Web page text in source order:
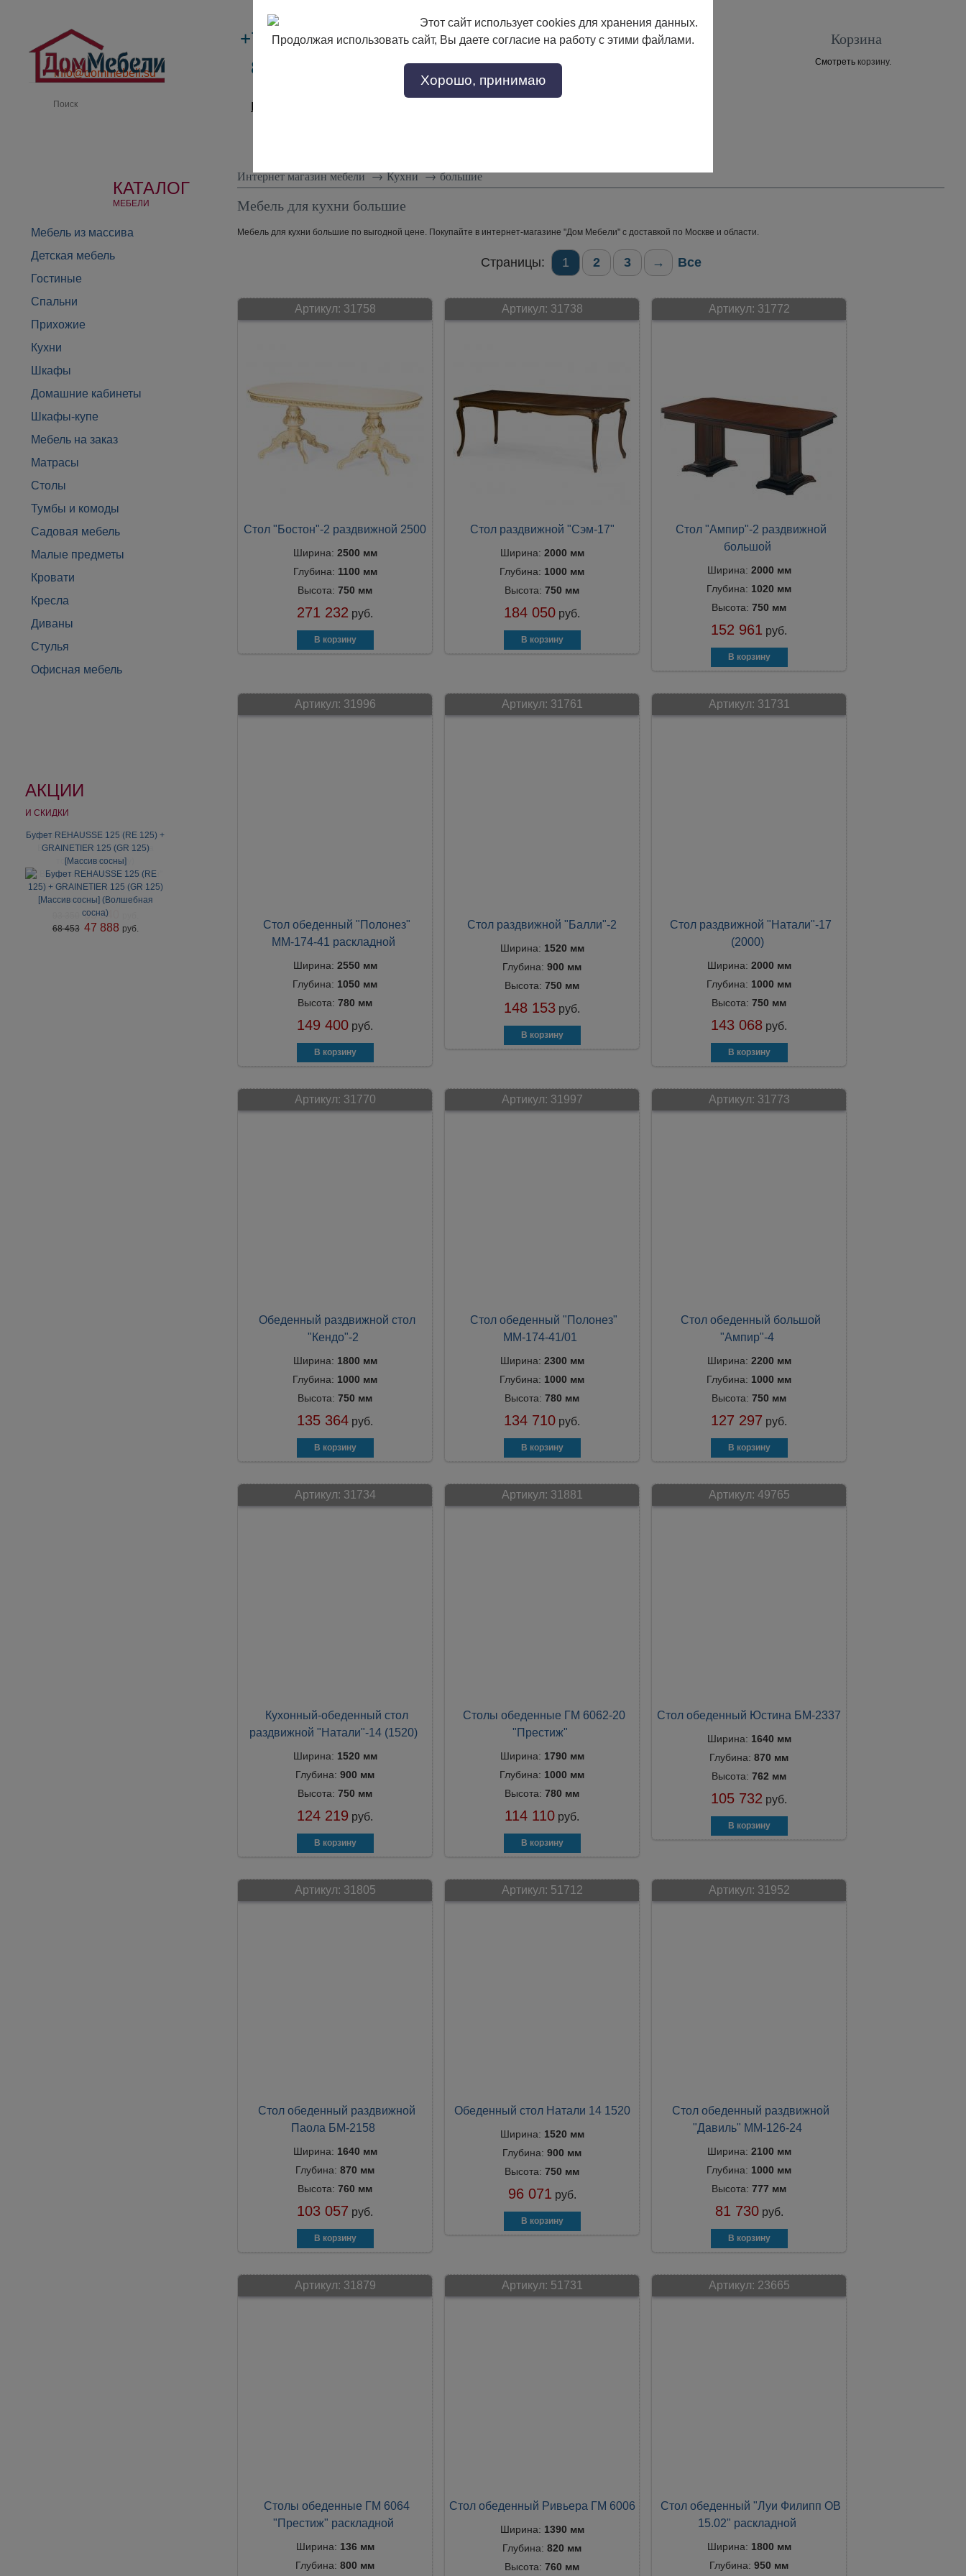
info@dommebeli.su
+7 (495)133-17-89
8 (800) 302-17-89
с 9:00 до 18:00
Заказать звонок
Производители
Корзина
Смотреть корзину.
КАТАЛОГ
МЕБЕЛИ
Мебель из массива
Детская мебель
Гостиные
Спальни
Прихожие
Кухни
Шкафы
Домашние кабинеты
Шкафы-купе
Мебель на заказ
Матрасы
Столы
Тумбы и комоды
Садовая мебель
Малые предметы
Кровати
Кресла
Диваны
Стулья
Офисная мебель
АКЦИИ
И СКИДКИ
Буфет REHAUSSE 125 (RE 125) +
GRAINETIER 125 (GR 125)
[Массив сосны]
68 453 47 888 руб.
Интернет магазин мебели→ Кухни→ большие
Мебель для кухни большие
Мебель для кухни большие по выгодной цене. Покупайте в интернет-магазине "Дом Мебели" с доставкой по Москве и области.
Страницы: 1 2 3 → Все
Артикул: 31758
Стол "Бостон"-2 раздвижной 2500
Ширина: 2500 мм
Глубина: 1100 мм
Высота: 750 мм
271 232 руб.
Артикул: 31738
Стол раздвижной "Сэм-17"
Ширина: 2000 мм
Глубина: 1000 мм
Высота: 750 мм
184 050 руб.
Артикул: 31772
Стол "Ампир"-2 раздвижной
большой
Ширина: 2000 мм
Глубина: 1020 мм
Высота: 750 мм
152 961 руб.
Артикул: 31996
Стол обеденный "Полонез"
ММ-174-41 раскладной
Ширина: 2550 мм
Глубина: 1050 мм
Высота: 780 мм
149 400 руб.
Артикул: 31761
Стол раздвижной "Балли"-2
Ширина: 1520 мм
Глубина: 900 мм
Высота: 750 мм
148 153 руб.
Артикул: 31731
Стол раздвижной "Натали"-17
(2000)
Ширина: 2000 мм
Глубина: 1000 мм
Высота: 750 мм
143 068 руб.
Артикул: 31770
Обеденный раздвижной стол
"Кендо"-2
Ширина: 1800 мм
Глубина: 1000 мм
Высота: 750 мм
135 364 руб.
Артикул: 31997
Стол обеденный "Полонез"
ММ-174-41/01
Ширина: 2300 мм
Глубина: 1000 мм
Высота: 780 мм
134 710 руб.
Артикул: 31773
Стол обеденный большой
"Ампир"-4
Ширина: 2200 мм
Глубина: 1000 мм
Высота: 750 мм
127 297 руб.
Артикул: 31734
Кухонный-обеденный стол
раздвижной "Натали"-14 (1520)
Ширина: 1520 мм
Глубина: 900 мм
Высота: 750 мм
124 219 руб.
Артикул: 31881
Столы обеденные ГМ 6062-20
"Престиж"
Ширина: 1790 мм
Глубина: 1000 мм
Высота: 780 мм
114 110 руб.
Артикул: 49765
Стол обеденный Юстина БМ-2337
Ширина: 1640 мм
Глубина: 870 мм
Высота: 762 мм
105 732 руб.
Артикул: 31805
Стол обеденный раздвижной
Паола БМ-2158
Ширина: 1640 мм
Глубина: 870 мм
Высота: 760 мм
103 057 руб.
Артикул: 51712
Обеденный стол Натали 14 1520
Ширина: 1520 мм
Глубина: 900 мм
Высота: 750 мм
96 071 руб.
Артикул: 31952
Стол обеденный раздвижной
"Давиль" ММ-126-24
Ширина: 2100 мм
Глубина: 1000 мм
Высота: 777 мм
81 730 руб.
Артикул: 31879
Столы обеденные ГМ 6064
"Престиж" раскладной
Ширина: 136 мм
Глубина: 800 мм
Артикул: 51731
Стол обеденный Ривьера ГМ 6006
Ширина: 1390 мм
Глубина: 820 мм
Высота: 760 мм
Артикул: 23665
Стол обеденный "Луи Филипп ОВ
15.02" раскладной
Ширина: 1800 мм
Глубина: 950 мм
Этот сайт использует cookies для хранения данных.
Продолжая использовать сайт, Вы даете согласие на работу с этими файлами.
Хорошо, принимаю